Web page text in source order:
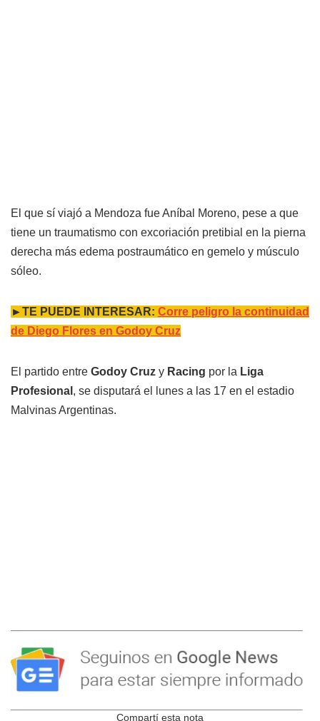
El que sí viajó a Mendoza fue Aníbal Moreno, pese a que
tiene un traumatismo con excoriación pretibial en la pierna
derecha más edema postraumático en gemelo y músculo
sóleo.
►TE PUEDE INTERESAR: Corre peligro la continuidad
de Diego Flores en Godoy Cruz
El partido entre Godoy Cruz y Racing por la Liga
Profesional , se disputará el lunes a las 17 en el estadio
Malvinas Argentinas.